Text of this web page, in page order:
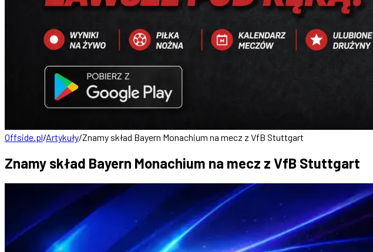
Offside.pl/Artykuły/Znamy skład Bayern Monachium na mecz z VfB Stuttgart
Znamy skład Bayern Monachium na mecz z VfB Stuttgart